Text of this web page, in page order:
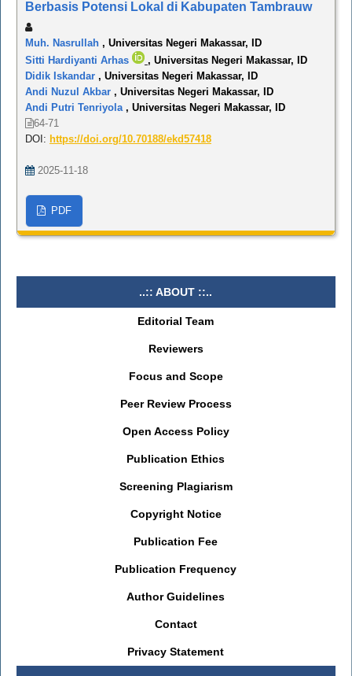
Berbasis Potensi Lokal di Kabupaten Tambrauw
Muh. Nasrullah , Universitas Negeri Makassar, ID
Sitti Hardiyanti Arhas
, Universitas Negeri Makassar, ID
Didik Iskandar , Universitas Negeri Makassar, ID
Andi Nuzul Akbar , Universitas Negeri Makassar, ID
Andi Putri Tenriyola , Universitas Negeri Makassar, ID
64-71
DOI: https://doi.org/10.70188/ekd57418
2025-11-18
PDF
..:: ABOUT ::..
Editorial Team
Reviewers
Focus and Scope
Peer Review Process
Open Access Policy
Publication Ethics
Screening Plagiarism
Copyright Notice
Publication Fee
Publication Frequency
Author Guidelines
Contact
Privacy Statement